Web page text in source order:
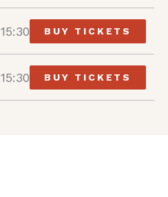
15:30 BUY TICKETS
15:30 BUY TICKETS